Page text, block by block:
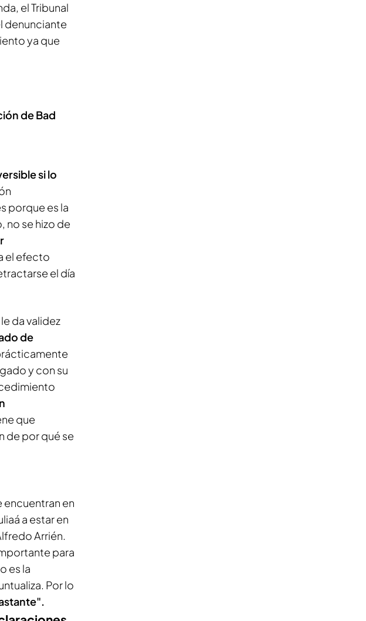
el Tribunal
denunciante
ya que
de Bad
si lo
porque es la
no se hizo de
el efecto
el día
da validez
de
y con su
que
de por qué se
encuentran en
a estar en
Arrién.
para
es la
Por lo